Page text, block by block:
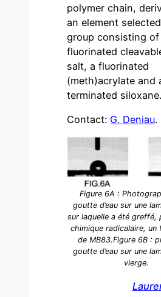
polymer chain,
an element
group consisting of
fluorinated
salt, a fluorinated
(meth)acrylate and
terminated siloxane.
Contact: G. Deniau.
Figure 6A :
goutte d’eau sur une
sur laquelle a été greffé,
chimique radicalaire, un
de MB83.Figure 6B :
goutte d’eau sur une
vierge.